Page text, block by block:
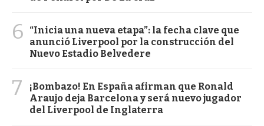
6
“Inicia una nueva etapa”: la fecha clave que
anunció Liverpool por la construcción del
Nuevo Estadio Belvedere
7
¡Bombazo! En España afirman que Ronald
Araujo deja Barcelona y será nuevo jugador
del Liverpool de Inglaterra